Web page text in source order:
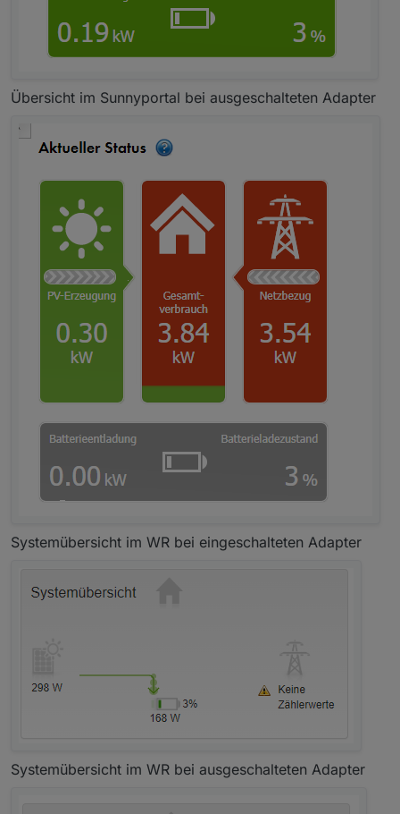
Übersicht im Sunnyportal bei ausgeschalteten Adapter
Systemübersicht im WR bei eingeschalteten Adapter
Systemübersicht im WR bei ausgeschalteten Adapter